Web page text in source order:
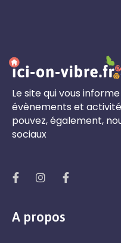
Le site qui vous
évènements et
pouvez, également,
sociaux
A propos